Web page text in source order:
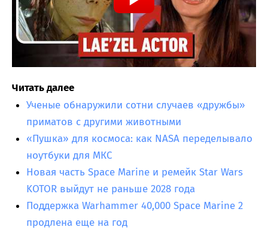
Читать далее
Ученые обнаружили сотни случаев «дружбы»
приматов с другими животными
«Пушка» для космоса: как NASA переделывало
ноутбуки для МКС
Новая часть Space Marine и ремейк Star Wars
KOTOR выйдут не раньше 2028 года
Поддержка Warhammer 40,000 Space Marine 2
продлена еще на год